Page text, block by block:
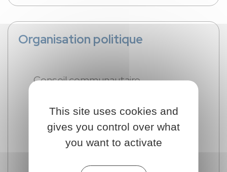
Organisation politique
Conseil communautaire
Le bureau
This site uses cookies and
gives you control over what
you want to activate